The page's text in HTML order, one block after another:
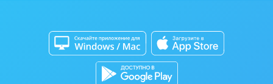
Инвестиционный бизнес
Интерьер, дизайн, декор
Кибербезопасность
Битрикс24 Маркет
Разработчикам приложений